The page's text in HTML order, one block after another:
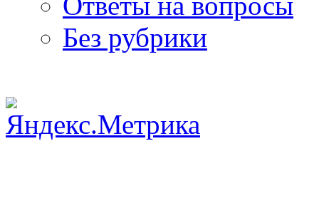
Без рубрики